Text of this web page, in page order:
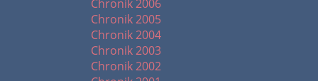
Chronik 2006
Chronik 2005
Chronik 2004
Chronik 2003
Chronik 2002